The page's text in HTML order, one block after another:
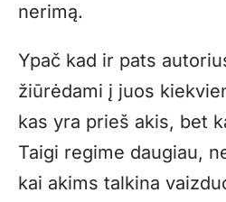
nerimą.
Ypač kad ir pats
žiūrėdami į juos
kas yra prieš akis, bet
Taigi regime daugiau,
kai akims talkina